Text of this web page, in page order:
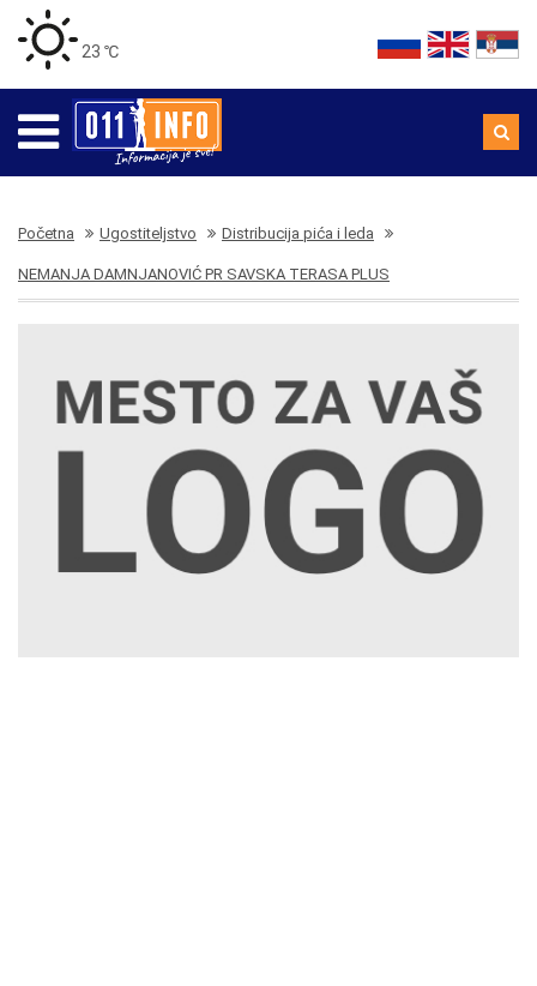
23 ℃
Početna Ugostiteljstvo Distribucija pića i leda
NEMANJA DAMNJANOVIĆ PR SAVSKA TERASA PLUS